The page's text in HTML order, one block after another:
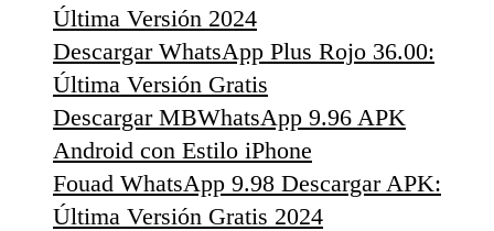
Última Versión 2024
Descargar WhatsApp Plus Rojo 36.00:
Última Versión Gratis
Descargar MBWhatsApp 9.96 APK
Android con Estilo iPhone
Fouad WhatsApp 9.98 Descargar APK:
Última Versión Gratis 2024